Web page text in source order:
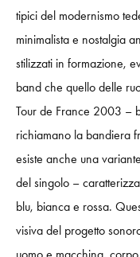
tipici del modernismo
minimalista e nostalgia
stilizzati in formazione,
band che quello delle
Tour de France 2003 –
richiamano la bandiera
esiste anche una
del singolo –
blu, bianca e rossa.
visiva del progetto